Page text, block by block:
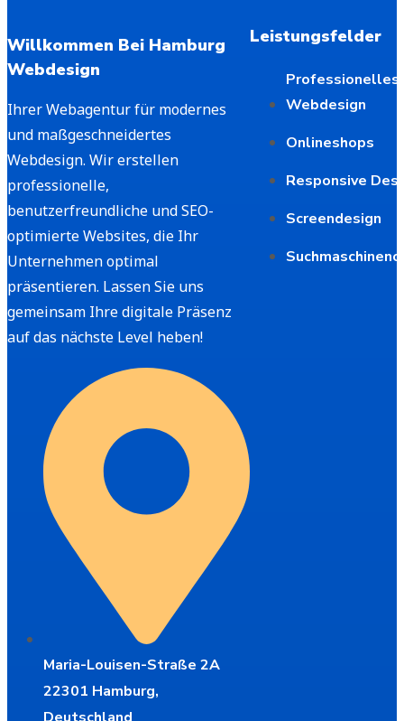
Willkommen Bei Hamburg
Webdesign
Ihrer Webagentur für modernes
und maßgeschneidertes
Webdesign. Wir erstellen
professionelle,
benutzerfreundliche und SEO-
optimierte Websites, die Ihr
Unternehmen optimal
präsentieren. Lassen Sie uns
gemeinsam Ihre digitale Präsenz
auf das nächste Level heben!
Maria-Louisen-Straße 2A
22301 Hamburg,
Leistungsfelder
Professionelles
Webdesign
Onlineshops
Responsive
Screendesign